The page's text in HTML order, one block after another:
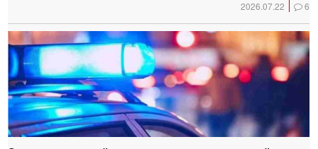
2026.07.22 6